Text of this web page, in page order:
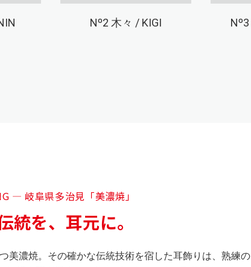
Nº2 木々 / KIGI Nº3
— 岐阜県多治見「美濃焼」
統を、耳元に。
美濃焼。その確かな伝統技術を宿した耳飾りは、熟練の